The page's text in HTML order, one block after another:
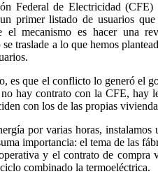
Federal de Electricidad
primer listado de usuarios que
el mecanismo es hacer una
traslade a lo que hemos
es que el conflicto lo generó el
hay contrato con la CFE, hay
con los de las propias
por varias horas, instalamos
importancia: el tema de las
y el contrato de compra
combinado la termoeléctrica.